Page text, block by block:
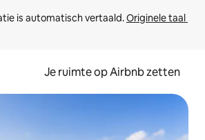
is automatisch vertaald. Originele taal
Je ruimte op Airbnb zetten